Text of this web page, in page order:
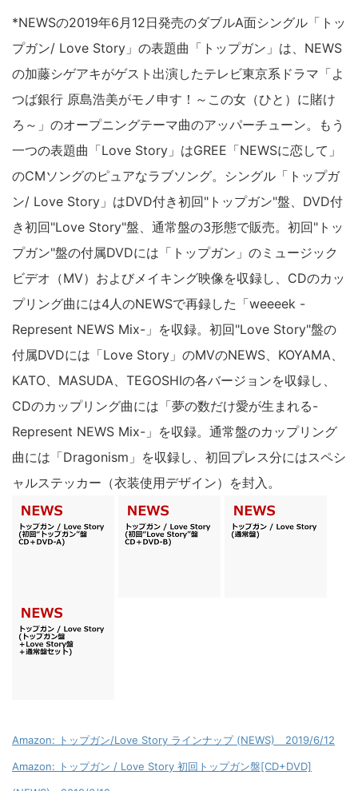
*NEWSの2019年6月12日発売のダブルA面シングル「トッ
プガン/ Love Story」の表題曲「トップガン」は、NEWS
の加藤シゲアキがゲスト出演したテレビ東京系ドラマ「よ
つば銀行 原島浩美がモノ申す！～この女（ひと）に賭け
ろ～」のオープニングテーマ曲のアッパーチューン。もう
一つの表題曲「Love Story」はGREE「NEWSに恋して」
のCMソングのピュアなラブソング。シングル「トップガ
ン/ Love Story」はDVD付き初回"トップガン"盤、DVD付
き初回"Love Story"盤、通常盤の3形態で販売。初回"トッ
プガン"盤の付属DVDには「トップガン」のミュージック
ビデオ（MV）およびメイキング映像を収録し、CDのカッ
プリング曲には4人のNEWSで再録した「weeeek -
Represent NEWS Mix-」を収録。初回"Love Story"盤の
付属DVDには「Love Story」のMVのNEWS、KOYAMA、
KATO、MASUDA、TEGOSHIの各バージョンを収録し、
CDのカップリング曲には「夢の数だけ愛が生まれる-
Represent NEWS Mix-」を収録。通常盤のカップリング
曲には「Dragonism」を収録し、初回プレス分にはスペシ
ャルステッカー（衣装使用デザイン）を封入。
Amazon: トップガン/Love Story ラインナップ (NEWS) 2019/6/12
Amazon: トップガン / Love Story 初回トップガン盤[CD+DVD]